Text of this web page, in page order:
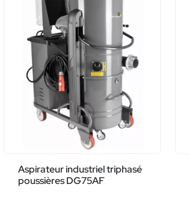
Aspirateur industriel triphasé
poussières DG75AF